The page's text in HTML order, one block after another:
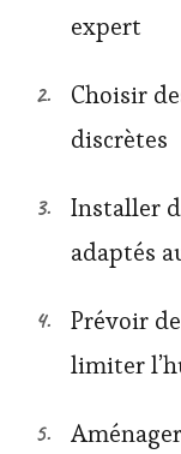
expert
Choisir
discrètes
Installer
adaptés
Prévoir
limiter